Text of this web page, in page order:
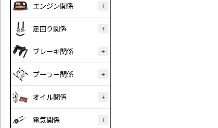
エンジン関係
足回り関係
ブレーキ関係
プーラー関係
オイル関係
電気関係